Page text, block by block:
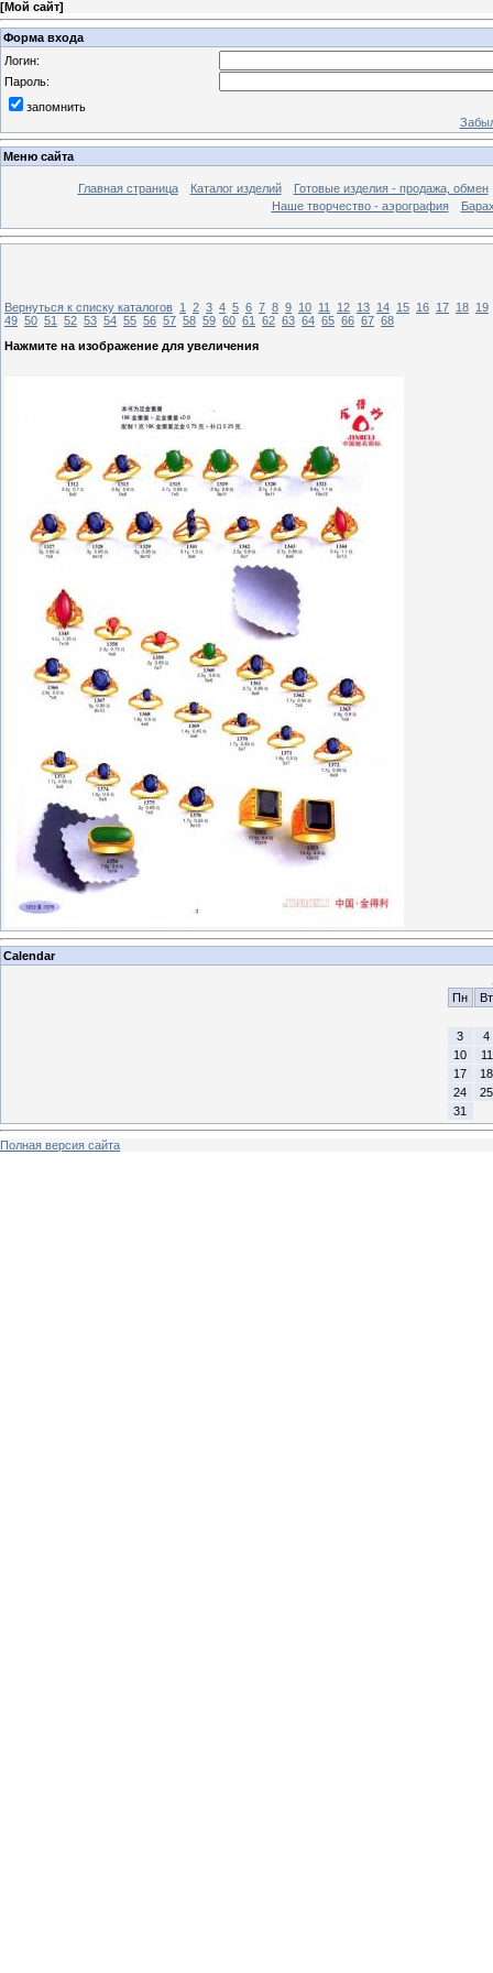
[Мой сайт]
Форма входа
Логин:
Пароль:
запомнить
Меню сайта
Главная страница Каталог изделий
Готовые изделия - продажа, обмен
Наше творчество - аэрография
Вернуться к списку каталогов 1 2 3 4 5 6 7 8 9 10 11 12 13 14 15 16 17 18 19
49 50 51 52 53 54 55 56 57 58 59 60 61 62 63 64 65 66 67 68
Нажмите на изображение для увеличения
Calendar
Пн
Вт
3
4
10
11
17
18
24
25
31
Полная версия сайта